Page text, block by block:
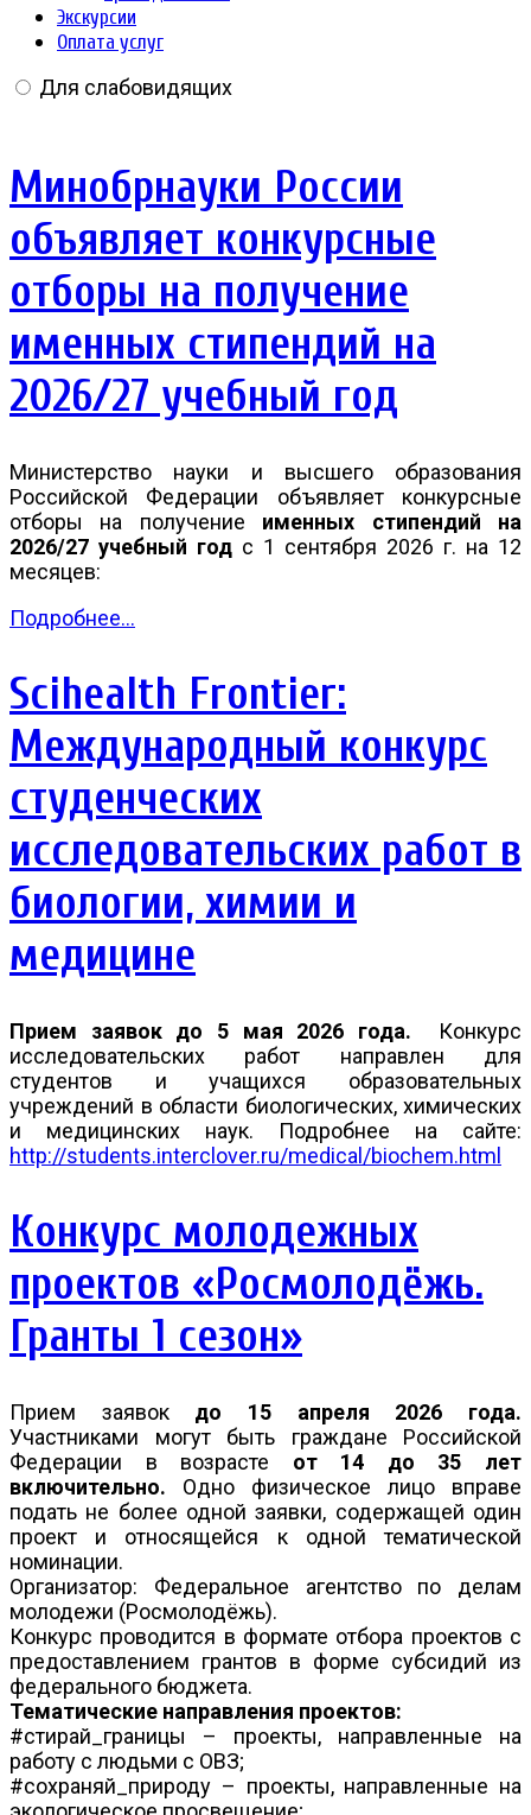
Экскурсии
Оплата услуг
Для слабовидящих
Минобрнауки России
объявляет конкурсные
отборы на получение
именных стипендий на
2026/27 учебный год
Министерство науки и высшего образования
Российской Федерации объявляет конкурсные
отборы на получение именных стипендий на
2026/27 учебный год с 1 сентября 2026 г. на 12
месяцев:
Подробнее...
Scihealth Frontier:
Международный конкурс
студенческих
исследовательских работ в
биологии, химии и
медицине
Прием заявок до 5 мая 2026 года. Конкурс
исследовательских работ направлен для
студентов и учащихся образовательных
учреждений в области биологических, химических
и медицинских наук. Подробнее на сайте:
http://students.interclover.ru/medical/biochem.html
Конкурс молодежных
проектов «Росмолодёжь.
Гранты 1 сезон»
Прием заявок до 15 апреля 2026 года.
Участниками могут быть граждане Российской
Федерации в возрасте от 14 до 35 лет
включительно. Одно физическое лицо вправе
подать не более одной заявки, содержащей один
проект и относящейся к одной тематической
номинации.
Организатор: Федеральное агентство по делам
молодежи (Росмолодёжь).
Конкурс проводится в формате отбора проектов с
предоставлением грантов в форме субсидий из
федерального бюджета.
Тематические направления проектов:
#стирай_границы – проекты, направленные на
работу с людьми с ОВЗ;
#сохраняй_природу – проекты, направленные на